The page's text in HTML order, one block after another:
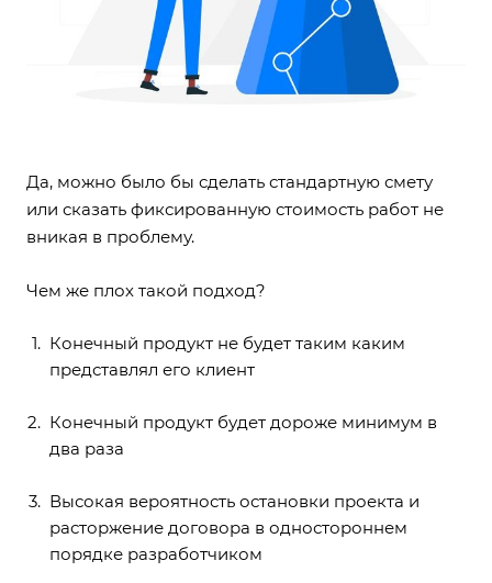
Да, можно было бы сделать стандартную смету
или сказать фиксированную стоимость работ не
вникая в проблему.
Чем же плох такой подход?
Конечный продукт не будет таким каким
представлял его клиент
Конечный продукт будет дороже минимум в
два раза
Высокая вероятность остановки проекта и
расторжение договора в одностороннем
порядке разработчиком